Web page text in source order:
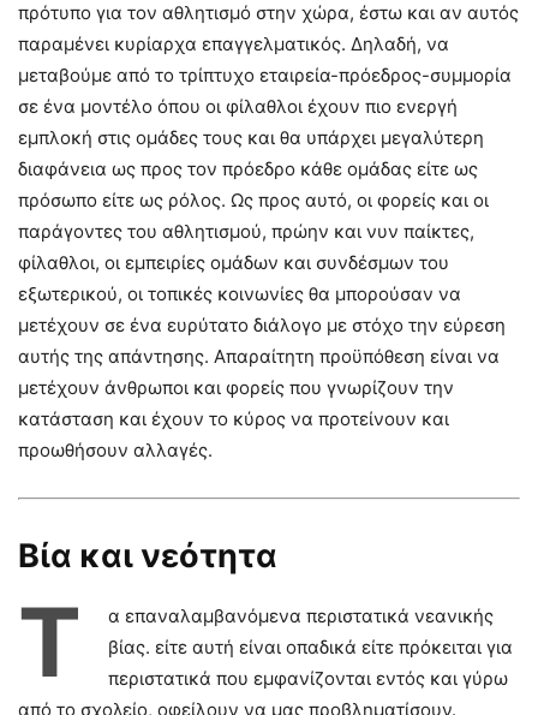
πρότυπο για τον αθλητισμό στην χώρα, έστω και αν αυτός
παραμένει κυρίαρχα επαγγελματικός. Δηλαδή, να
μεταβούμε από το τρίπτυχο εταιρεία-πρόεδρος-συμμορία
σε ένα μοντέλο όπου οι φίλαθλοι έχουν πιο ενεργή
εμπλοκή στις ομάδες τους και θα υπάρχει μεγαλύτερη
διαφάνεια ως προς τον πρόεδρο κάθε ομάδας είτε ως
πρόσωπο είτε ως ρόλος. Ως προς αυτό, οι φορείς και οι
παράγοντες του αθλητισμού, πρώην και νυν παίκτες,
φίλαθλοι, οι εμπειρίες ομάδων και συνδέσμων του
εξωτερικού, οι τοπικές κοινωνίες θα μπορούσαν να
μετέχουν σε ένα ευρύτατο διάλογο με στόχο την εύρεση
αυτής της απάντησης. Απαραίτητη προϋπόθεση είναι να
μετέχουν άνθρωποι και φορείς που γνωρίζουν την
κατάσταση και έχουν το κύρος να προτείνουν και
προωθήσουν αλλαγές.
Βία και νεότητα
Τ
α επαναλαμβανόμενα περιστατικά νεανικής
βίας. είτε αυτή είναι οπαδικά είτε πρόκειται για
περιστατικά που εμφανίζονται εντός και γύρω
από το σχολείο, οφείλουν να μας προβληματίσουν.